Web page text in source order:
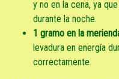
y no en la cena, ya
durante la noche.
1 gramo en la
levadura en energía
correctamente.